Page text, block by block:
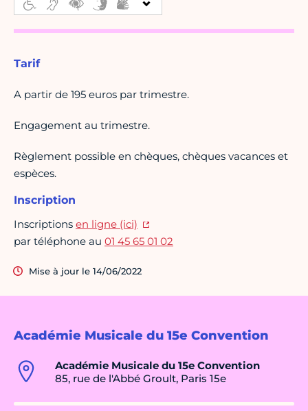
Académie Musicale du 15e Convention
Académie Musicale du 15e Convention
85, rue de l'Abbé Groult, Paris 15e
Tarif
A partir de 195 euros par trimestre.
Engagement au trimestre.
Règlement possible en chèques, chèques vacances et
espèces.
Inscription
Inscriptions en ligne (ici)
par téléphone au 01 45 65 01 02
Mise à jour le 14/06/2022